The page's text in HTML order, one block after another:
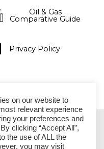
Oil & Gas
Comparative Guide
Privacy Policy
SÃO PAULO
on our website to
relevant experience
your preferences and
clicking “Accept All”,
the use of ALL the
you may visit